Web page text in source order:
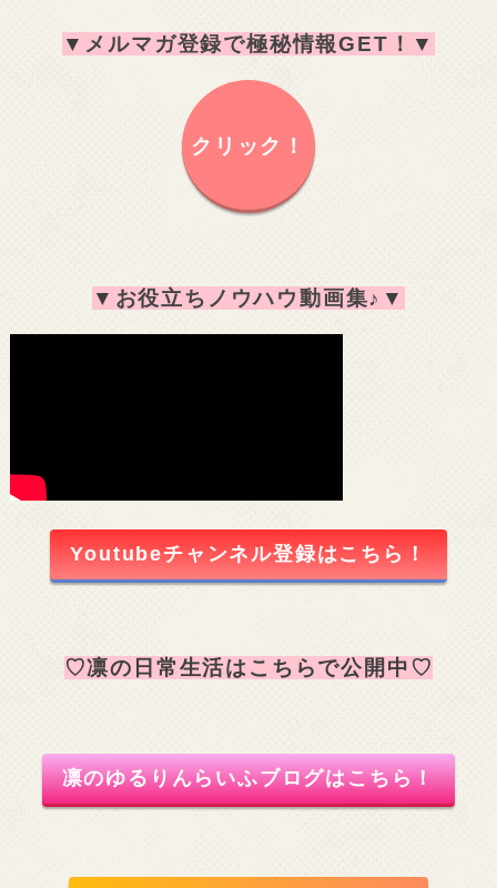
▼ メルマガ登録で極秘情報GET！ ▼
クリック！
▼ お役立ちノウハウ動画集♪ ▼
Youtubeチャンネル登録はこちら！
♡凛の日常生活はこちらで公開中♡
凛のゆるりんらいふブログはこちら！